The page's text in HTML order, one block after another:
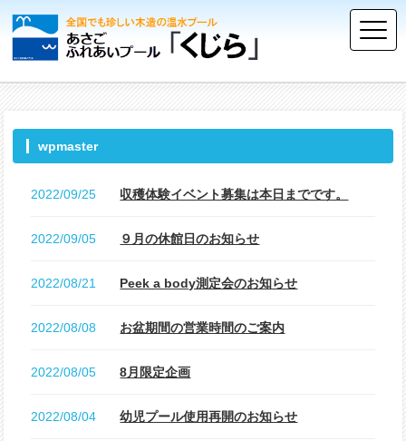
wpmaster
2022/09/25 収穫体験イベント募集は本日までです。
2022/09/05 ９月の休館日のお知らせ
2022/08/21 Peek a body測定会のお知らせ
2022/08/08 お盆期間の営業時間のご案内
2022/08/05 8月限定企画
2022/08/04 幼児プール使用再開のお知らせ